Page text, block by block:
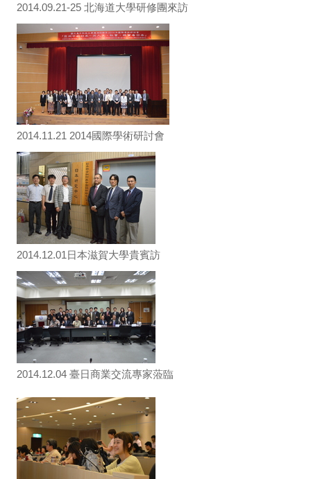
2014.09.21-25 北海道大學研修團來訪
2014.11.21 2014國際學術研討會
2014.12.01日本滋賀大學貴賓訪
2014.12.04 臺日商業交流專家蒞臨